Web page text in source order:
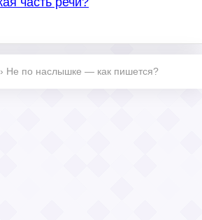
› Не по наслышке — как пишется?